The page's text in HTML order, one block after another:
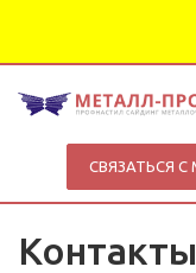
СВЯЗАТЬСЯ
Контакты